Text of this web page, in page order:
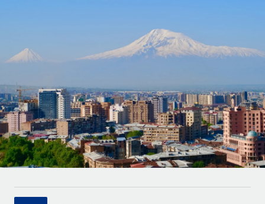
Ingewikkelde HR-taken eenvoudig uitbesteden
Remote Embedded
HR naadloos in workflows integreren
Platform
Ingebouwde essentiële HR-functies voor je team
Mid-market
Teams uitbreiden met HR solutions op maat
Enterprise
Global HR voor grote bedrijven
WERK MET ONS SAMEN
Onderzoek en gidsen
Casestudy's
HR-woordenlijst
Checklists en templates
Français
Español
Italiano
Português (Portugal)
日本語